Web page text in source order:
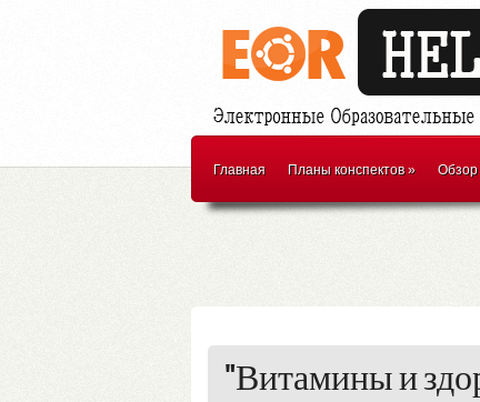
Главная Планы конспектов» Обзор
"Витамины и